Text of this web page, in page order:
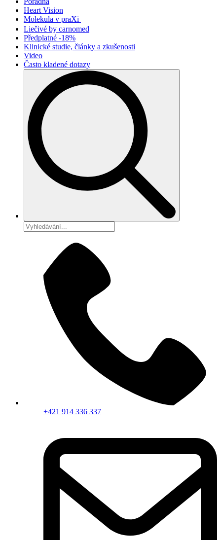
Heart Vision
Molekula v praXi
Liečivé by carnomed
Předplatné -18%
Klinické studie, články a zkušenosti
Video
Často kladené dotazy
Search
+421 914 336 337